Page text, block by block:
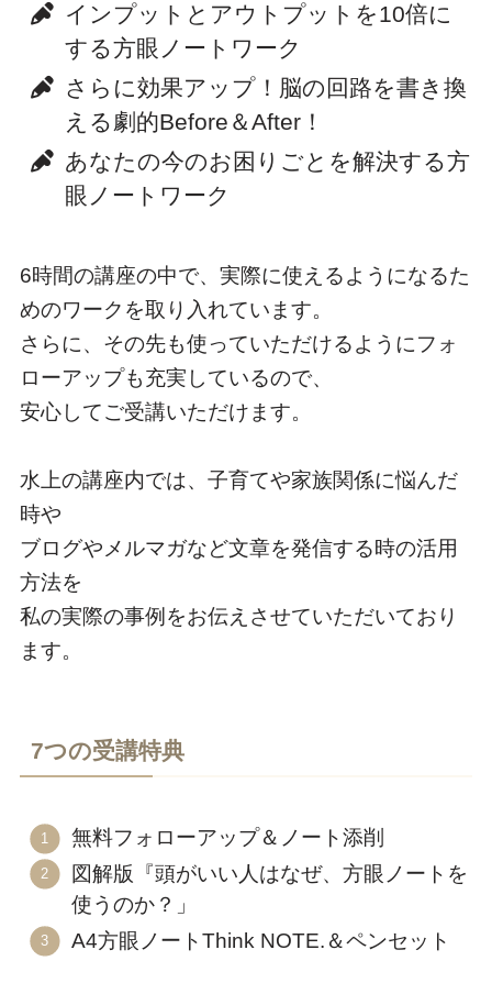
インプットとアウトプットを10倍に
する方眼ノートワーク
さらに効果アップ！脳の回路を書き換
える劇的Before＆After！
あなたの今のお困りごとを解決する方
眼ノートワーク
6時間の講座の中で、実際に使えるようになるた
めのワークを取り入れています。
さらに、その先も使っていただけるようにフォ
ローアップも充実しているので、
安心してご受講いただけます。
水上の講座内では、子育てや家族関係に悩んだ
時や
ブログやメルマガなど文章を発信する時の活用
方法を
私の実際の事例をお伝えさせていただいており
ます。
7つの受講特典
無料フォローアップ＆ノート添削
図解版『頭がいい人はなぜ、方眼ノートを
使うのか？」
A4方眼ノートThink NOTE.＆ペンセット